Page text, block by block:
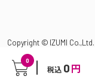
0
税込 0 円
Copyright © IZUMI